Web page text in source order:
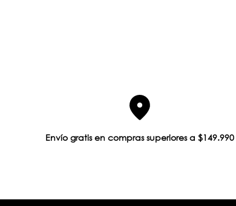
Envío gratis en compras superiores a $149.990